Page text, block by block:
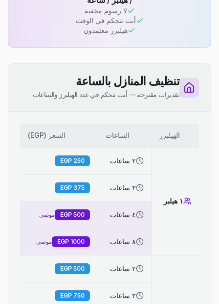
لا رسوم مخفية
أنت تتحكم في الوقت
هيلبرز معتمدون
تنظيف المنازل بالساعة
تقديرات مقترحة — أنت تتحكم في عدد الهيلبرز والساعات
الهيلبرز الساعات السعر (EGP)
١ هيلبر
٢ ساعات 250
٣ ساعات 375
٤ ساعات 500 موصى
٨ ساعات 1000 موصى
٢ ساعات 500
٣ ساعات 750